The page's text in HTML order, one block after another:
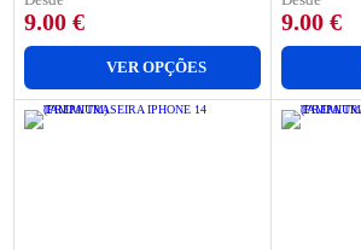
9.00 €
VER OPÇÕES
9.00 €